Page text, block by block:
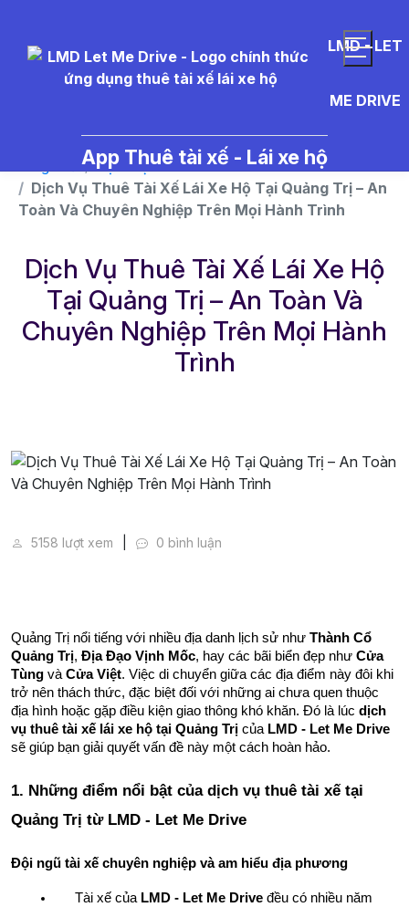
LMD - LET
ME DRIVE
App Thuê tài xế - Lái xe hộ
Trang chủ
Dịch vụ
Dịch Vụ Thuê Tài Xế Lái Xe Hộ Tại Quảng Trị – An
Toàn Và Chuyên Nghiệp Trên Mọi Hành Trình
Dịch Vụ Thuê Tài Xế Lái Xe Hộ
Tại Quảng Trị – An Toàn Và
Chuyên Nghiệp Trên Mọi Hành
Trình
5158 lượt xem 0 bình luận
Quảng Trị nổi tiếng với nhiều địa danh lịch sử như Thành Cổ
Quảng Trị, Địa Đạo Vịnh Mốc, hay các bãi biển đẹp như Cửa
Tùng và Cửa Việt. Việc di chuyển giữa các địa điểm này đôi khi
trở nên thách thức, đặc biệt đối với những ai chưa quen thuộc
địa hình hoặc gặp điều kiện giao thông khó khăn. Đó là lúc dịch
vụ thuê tài xế lái xe hộ tại Quảng Trị của LMD - Let Me Drive
sẽ giúp bạn giải quyết vấn đề này một cách hoàn hảo.
1. Những điểm nổi bật của dịch vụ thuê tài xế tại
Quảng Trị từ LMD - Let Me Drive
Đội ngũ tài xế chuyên nghiệp và am hiểu địa phương
Tài xế của LMD - Let Me Drive đều có nhiều năm